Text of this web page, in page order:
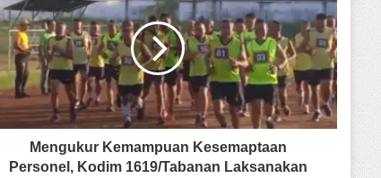
Mengukur Kemampuan Kesemaptaan
Personel, Kodim 1619/Tabanan Laksanakan